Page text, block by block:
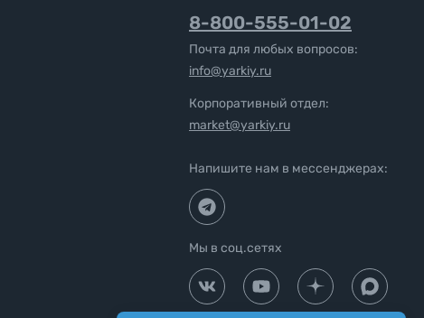
8-800-555-01-02
Почта для любых вопросов:
info@yarkiy.ru
Корпоративный отдел:
market@yarkiy.ru
Напишите нам в мессенджерах:
Мы в соц.сетях